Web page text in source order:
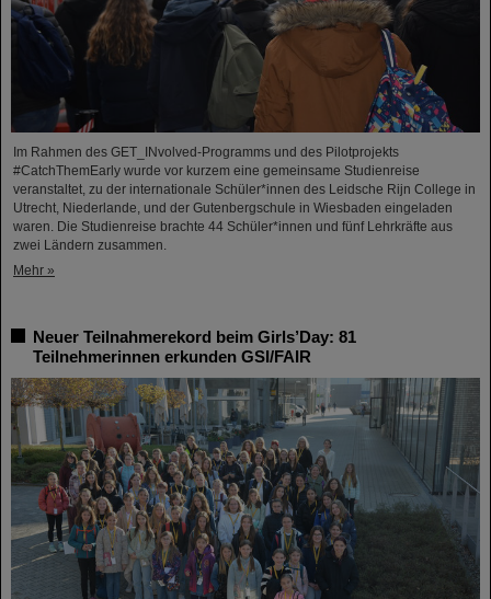
Im Rahmen des GET_INvolved-Programms und des Pilotprojekts
#CatchThemEarly wurde vor kurzem eine gemeinsame Studienreise
veranstaltet, zu der internationale Schüler*innen des Leidsche Rijn College in
Utrecht, Niederlande, und der Gutenbergschule in Wiesbaden eingeladen
waren. Die Studienreise brachte 44 Schüler*innen und fünf Lehrkräfte aus
zwei Ländern zusammen.
Mehr »
Neuer Teilnahmerekord beim Girls’Day: 81
Teilnehmerinnen erkunden GSI/FAIR